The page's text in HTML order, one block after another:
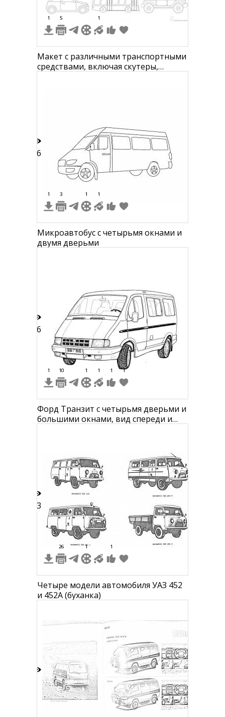
1 5 1
Макет с различными транспортными
средствами, включая скутеры,
16
1 3 1 1
Микроавтобус с четырьмя окнами и
двумя дверьми
16
1 10 1 1 1 1
Форд Транзит с четырьмя дверьми и
большими окнами, вид спереди и
53
26 1 1
Четыре модели автомобиля УАЗ 452
и 452А (буханка)